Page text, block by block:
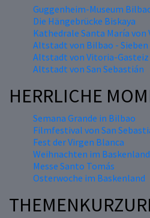
Guggenheim-Museum
Die Hängebrücke Biskaya
Kathedrale Santa María
Altstadt von Bilbao -
Altstadt von Vitoria-Gasteiz
Altstadt von San Sebastián
HERRLICHE
Semana Grande in Bilbao
Filmfestival von San
Fest der Virgen Blanca
Weihnachten im Baskenland
Messe Santo Tomás
Osterwoche im Baskenland